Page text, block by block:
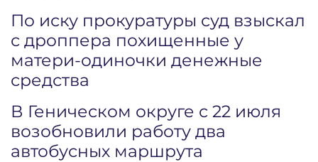
По иску прокуратуры суд взыскал
с дроппера похищенные у
матери-одиночки денежные
средства
В Геническом округе с 22 июля
возобновили работу два
автобусных маршрута